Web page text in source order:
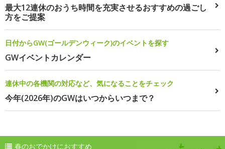
最大12連休のおうち時間を充実させるおすすめの過ごし
方をご提案
日付からGW(ゴールデンウィーク)のイベントを探す
GWイベントカレンダー
連休中の各機関の対応など、気になることをチェック
今年(2026年)のGWはいつからいつまで？
春のおでかけにおすすめ